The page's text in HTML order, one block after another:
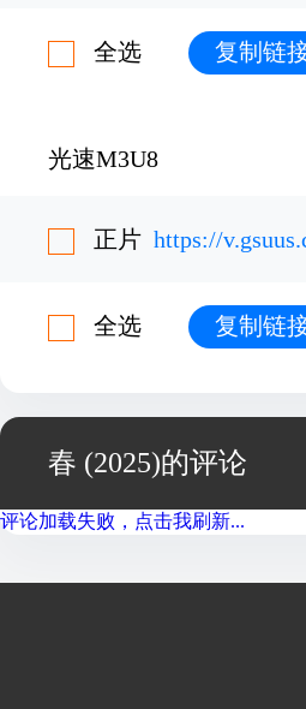
全选 复制链
光速M3U8
正片 https://
全选 复制链
春 (2025)的评论
评论加载失败，点击我刷新...